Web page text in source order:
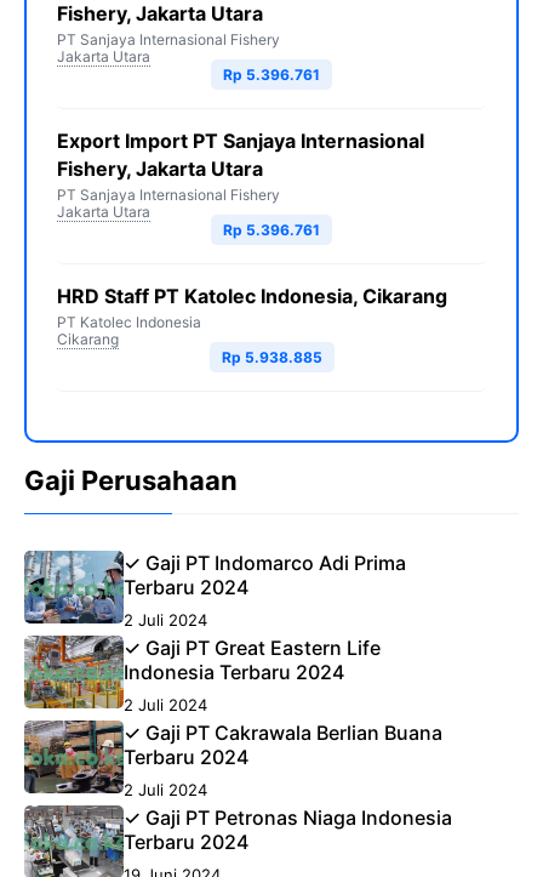
Fishery, Jakarta Utara
PT Sanjaya Internasional Fishery
Jakarta Utara
Rp 5.396.761
Export Import PT Sanjaya Internasional
Fishery, Jakarta Utara
PT Sanjaya Internasional Fishery
Jakarta Utara
Rp 5.396.761
HRD Staff PT Katolec Indonesia, Cikarang
PT Katolec Indonesia
Cikarang
Rp 5.938.885
Gaji Perusahaan
✓ Gaji PT Indomarco Adi Prima
Terbaru 2024
2 Juli 2024
✓ Gaji PT Great Eastern Life
Indonesia Terbaru 2024
2 Juli 2024
✓ Gaji PT Cakrawala Berlian Buana
Terbaru 2024
2 Juli 2024
✓ Gaji PT Petronas Niaga Indonesia
Terbaru 2024